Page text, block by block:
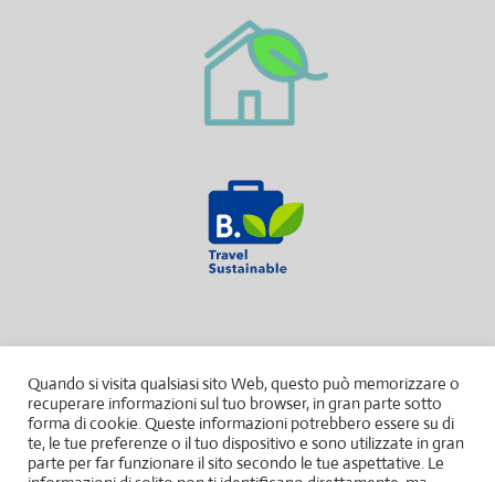
Quando si visita qualsiasi sito Web, questo può memorizzare o
recuperare informazioni sul tuo browser, in gran parte sotto
forma di cookie. Queste informazioni potrebbero essere su di
te, le tue preferenze o il tuo dispositivo e sono utilizzate in gran
parte per far funzionare il sito secondo le tue aspettative. Le